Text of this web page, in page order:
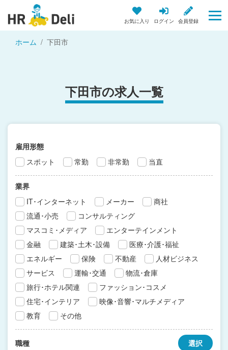
お気に入り ログイン 会員登録
ホーム 下田市
下田市の求人一覧
雇用形態
スポット
常勤 非常勤 当直
業界
IT･インターネット
メーカー
商社
流通･小売
コンサルティング
マスコミ･メディア
エンターテインメント
金融
建築･土木･設備
医療･介護･福祉
エネルギー
保険 不動産
人材ビジネス
サービス
運輸･交通
物流･倉庫
旅行･ホテル関連
ファッション･コスメ
住宅･インテリア
映像･音響･マルチメディア
教育
その他
職種
選択